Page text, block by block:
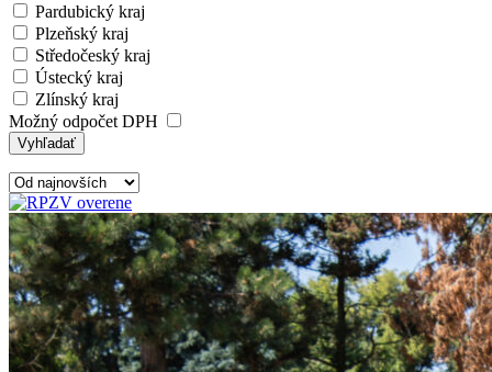
Pardubický kraj
Plzeňský kraj
Středočeský kraj
Ústecký kraj
Zlínský kraj
Možný odpočet DPH
Vyhľadať